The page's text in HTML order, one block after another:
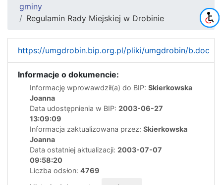
gminy
Regulamin Rady Miejskiej w Drobinie
https://umgdrobin.bip.org.pl/pliki/umgdrobin/b.doc
Informacje o dokumencie:
Informację wprowawdził(a) do BIP: Skierkowska
Joanna
Data udostępnienia w BIP: 2003-06-27
13:09:09
Informacja zaktualizowana przez: Skierkowska
Joanna
Data ostatniej aktualizacji: 2003-07-07
09:58:20
Liczba odsłon: 4769